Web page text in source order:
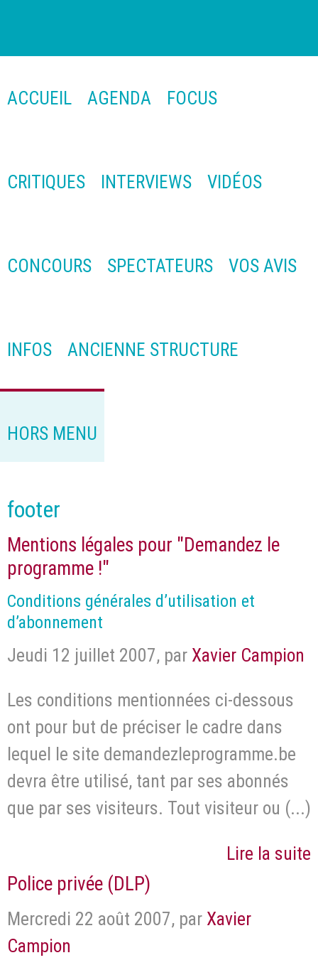
ACCUEIL AGENDA FOCUS
CRITIQUES INTERVIEWS VIDÉOS
CONCOURS SPECTATEURS VOS AVIS
INFOS ANCIENNE STRUCTURE
HORS MENU
footer
Mentions légales pour "Demandez le
programme !"
Conditions générales d’utilisation et
d’abonnement
Jeudi 12 juillet 2007, par Xavier Campion
Les conditions mentionnées ci-dessous
ont pour but de préciser le cadre dans
lequel le site demandezleprogramme.be
devra être utilisé, tant par ses abonnés
que par ses visiteurs. Tout visiteur ou (...)
Lire la suite
Police privée (DLP)
Mercredi 22 août 2007, par Xavier
Campion